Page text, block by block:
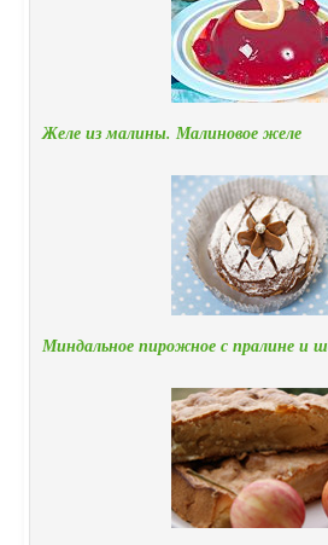
Желе из малины. Малиновое желе
Миндальное пирожное с пралине и